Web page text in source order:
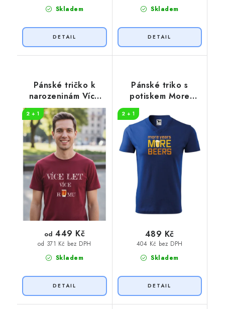
Skladem Skladem
Pánské tričko k
narozeninám Více
RUMU
2 + 1
Skladem
od 371 Kč bez DPH
od 449 Kč
Pánské triko s
potiskem More
2 + 1
Skladem
404 Kč bez DPH
489 Kč